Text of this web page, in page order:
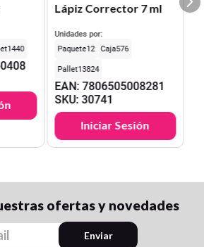
1440
Lápiz Corrector 7 ml
Unidades por:
12
576
13824
EAN:7806505008281
SKU:30741
Iniciar Sesión
ofertas y novedades
Enviar